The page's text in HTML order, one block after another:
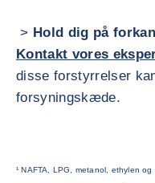
> Hold dig på
Kontakt vores
disse forstyrrelser
forsyningskæde.
¹ NAFTA, LPG, metanol, ethylen og